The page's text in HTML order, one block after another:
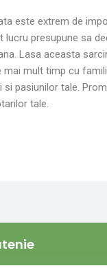
este extrem de
lucru presupune sa
Lasa aceasta
mult timp cu
si pasiunilor tale.
tale.